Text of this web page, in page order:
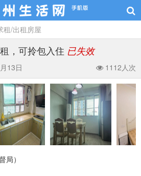
租/出租房屋
，可拎包入住 已失效
13日 1112人次
局）